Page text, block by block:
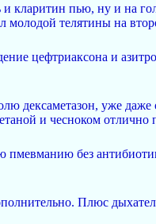
кларитин пью, ну и на
телятины на
цефтриаксона и
дексаметазон, уже даже
и чесноком
пмевманию без
Плюс